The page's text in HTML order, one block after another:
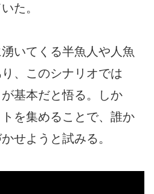
た。
いてくる半魚人や人魚
、このシナリオでは
が基本だと悟る。しか
を集めることで、誰か
せようと試みる。